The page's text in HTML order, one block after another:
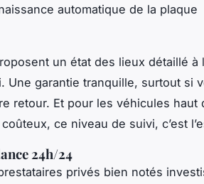
automatique de la plaque
un état des lieux détaillé à
Une garantie tranquille, surtout si
retour. Et pour les véhicules haut
ce niveau de suivi, c’est
24h/24
privés bien notés